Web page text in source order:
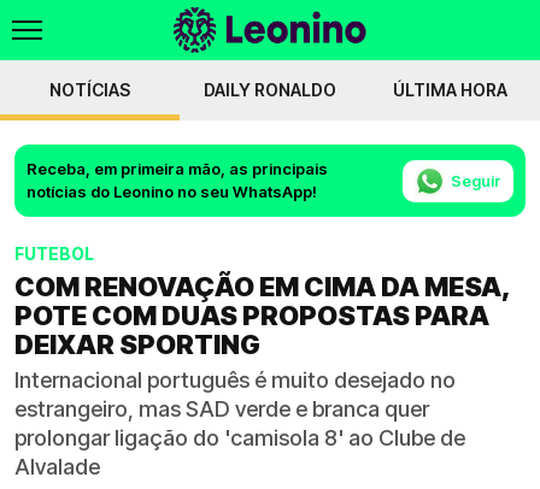
NOTÍCIAS DAILY RONALDO ÚLTIMA HORA
Receba, em primeira mão, as principais
notícias do Leonino no seu WhatsApp!
Seguir
FUTEBOL
COM RENOVAÇÃO EM CIMA DA MESA,
POTE COM DUAS PROPOSTAS PARA
DEIXAR SPORTING
Internacional português é muito desejado no
estrangeiro, mas SAD verde e branca quer
prolongar ligação do 'camisola 8' ao Clube de
Alvalade